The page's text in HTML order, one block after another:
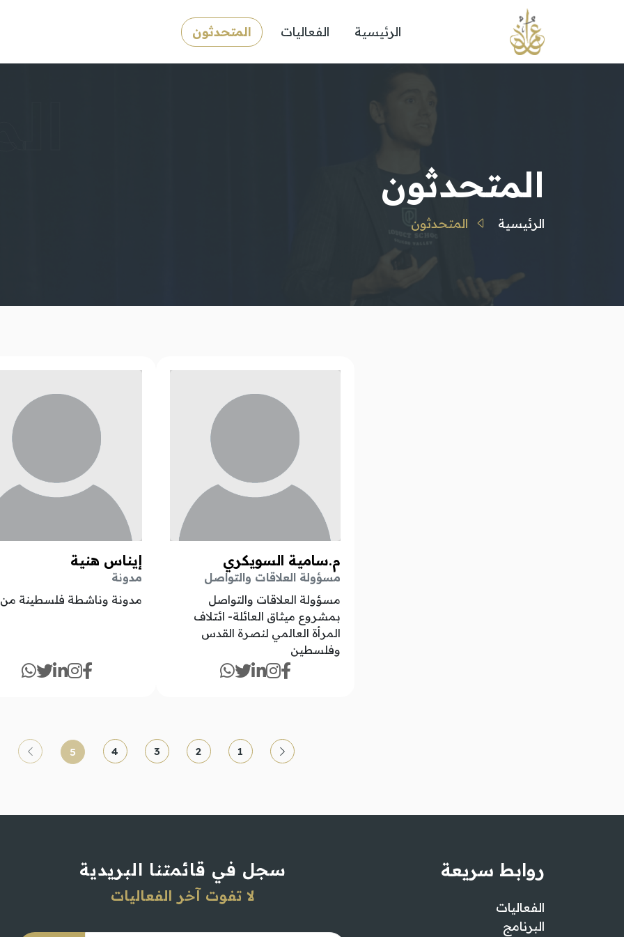
الرئيسية الفعاليات المتحدثون
المتحدثون
الرئيسية المتحدثون
م.سامية السويكري
مسؤولة العلاقات والتواصل
مسؤولة العلاقات والتواصل
بمشروع ميثاق العائلة- ائتلاف
المرأة العالمي لنصرة القدس
وفلسطين
إيناس هنية
مدونة
مدونة وناشطة فلسطينة
1
2
3
4
5
روابط سريعة
الفعاليات
البرنامج
سجل في قائمتنا البريدية
لا تفوت آخر الفعاليات